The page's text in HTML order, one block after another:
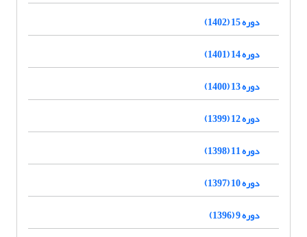
دوره 15 (1402)
دوره 14 (1401)
دوره 13 (1400)
دوره 12 (1399)
دوره 11 (1398)
دوره 10 (1397)
دوره 9 (1396)